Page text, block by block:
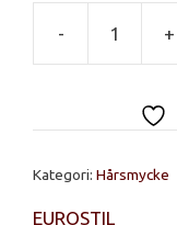
- +
Kategori: Hårsmycke
EUROSTIL